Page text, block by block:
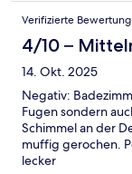
Verifizierte Bewertung
4/10 –
14. Okt. 2025
Negativ:
Fugen sondern
Schimmel an der
muffig gerochen.
lecker